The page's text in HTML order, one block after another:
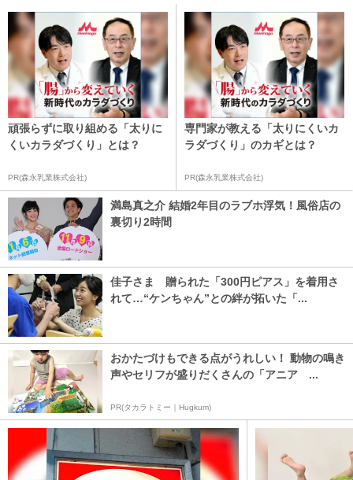
頑張らずに取り組める「太りに
くいカラダづくり」とは？
PR(森永乳業株式会社)
専門家が教える「太りにくいカ
ラダづくり」のカギとは？
PR(森永乳業株式会社)
満島真之介 結婚2年目のラブホ浮気！風俗店の
裏切り2時間
佳子さま 贈られた「300円ピアス」を着用さ
れて…“ケンちゃん”との絆が拓いた「...
おかたづけもできる点がうれしい！ 動物の鳴き
声やセリフが盛りだくさんの「アニア ...
PR(タカラトミー｜Hugkum)